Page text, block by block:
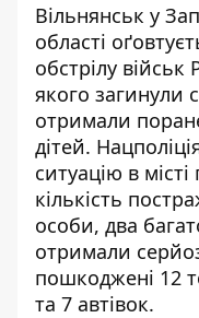
Вільнянськ у
області
обстрілу військ
якого загинули
отримали
дітей.
ситуацію в місті
кількість
особи, два
отримали
пошкоджені 12
та 7 автівок.